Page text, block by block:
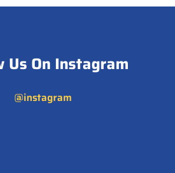
Us On Instagram
@instagram